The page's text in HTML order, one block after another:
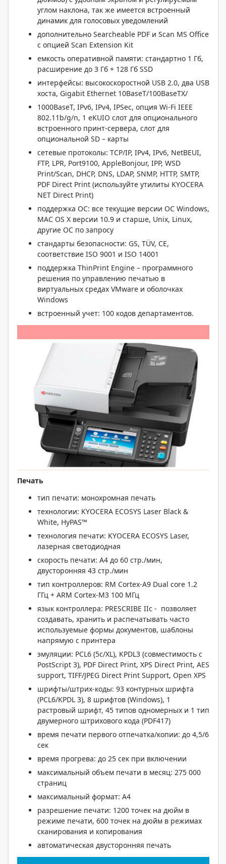
углом наклона, так же имеется встроенный
динамик для голосовых уведомлений
дополнительно Searcheable PDF и Scan MS Office
с опцией Scan Extension Kit
емкость оперативной памяти: стандартно 1 Гб,
расширение до 3 Гб + 128 Гб SSD
интерфейсы: высокоскоростной USB 2.0, два USB
хоста, Gigabit Ethernet 10BaseT/100BaseTX/
1000BaseT, IPv6, IPv4, IPSec, опция Wi-Fi IEEE
802.11b/g/n, 1 eKUIO слот для опционального
встроенного принт-сервера, слот для
опциональной SD – карты
сетевые протоколы: TCP/IP, IPv4, IPv6, NetBEUI,
FTP, LPR, Port9100, AppleBonjour, IPP, WSD
Print/Scan, DHCP, DNS, LDAP, SNMP, HTTP, SMTP,
PDF Direct Print (используйте утилиты KYOCERA
NET Direct Print)
поддержка ОС: все текущие версии ОС Windows,
MAC OS X версии 10.9 и старше, Unix, Linux,
другие ОС по запросу
стандарты безопасности: GS, TÜV, CE,
соответствие ISO 9001 и ISO 14001
поддержка ThinPrint Engine – программного
решения по управлению печатью в
виртуальных средах VMware и оболочках
Windows
встроенный учет: 100 кодов департаментов.
Печать
тип печати: монохромная печать
технологии: KYOCERA ECOSYS Laser Black &
White, HyPAS™
технология печати: KYOCERA ECOSYS Laser,
лазерная светодиодная
скорость печати: А4 до 60 стр./мин,
двусторонняя 43 стр./мин
тип контроллеров: RM Cortex-A9 Dual core 1.2
ГГц + ARM Cortex-M3 100 МГц
язык контроллера: PRESCRIBE IIc - позволяет
создавать, хранить и распечатывать часто
используемые формы документов, шаблоны
напрямую с принтера
эмуляции: PCL6 (5c/XL), KPDL3 (совместимость с
PostScript 3), PDF Direct Print, XPS Direct Print, AES
support, TIFF/JPEG Direct Print Support, Open XPS
шрифты/штрих-коды: 93 контурных шрифта
(PCL6/KPDL 3), 8 шрифтов (Windows), 1
растровый шрифт, 45 типов одномерных и 1 тип
двумерного штрихового кода (PDF417)
время печати первого отпечатка/копии: до 4,5/6
сек
время прогрева: до 25 сек при включении
максимальный объем печати в месяц: 275 000
страниц
максимальный формат: А4
разрешение печати: 1200 точек на дюйм в
режиме печати, 600 точек на дюйм в режимах
сканирования и копирования
автоматическая двусторонняя печать